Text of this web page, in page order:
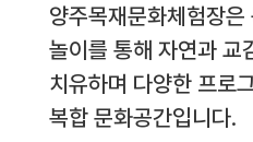
양주목재문화체험장
놀이를 통해 자연과 교
치유하며 다양한 프로
복합 문화공간입니다.